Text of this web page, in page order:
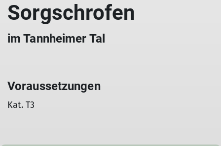
Sorgschrofen
im Tannheimer Tal
Voraussetzungen
Kat. T3